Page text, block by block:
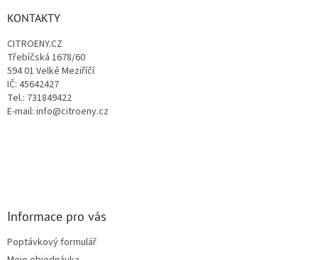
KONTAKTY
CITROENY.CZ
Třebíčská 1678/60
594 01 Velké Meziříčí
IČ: 45642427
Tel.: 731849422
E-mail: info@citroeny.cz
Informace pro vás
Poptávkový formulář